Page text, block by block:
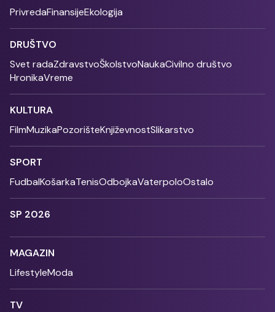
PrivredaFinansijeEkologija
DRUŠTVO
Svet radaZdravstvoŠkolstvoNaukaCivilno društvo
HronikaVreme
KULTURA
FilmMuzikaPozorišteKnjiževnostSlikarstvo
SPORT
FudbalKošarkaTenisOdbojkaVaterpoloOstalo
SP 2026
MAGAZIN
LifestyleModa
TV